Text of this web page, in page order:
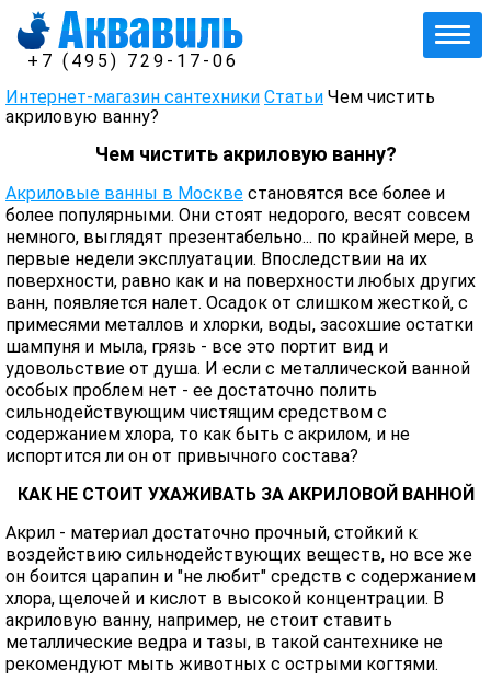
+7 (495) 729-17-06
Интернет-магазин сантехники Статьи Чем чистить
акриловую ванну?
Чем чистить акриловую ванну?
Акриловые ванны в Москве становятся все более и
более популярными. Они стоят недорого, весят совсем
немного, выглядят презентабельно... по крайней мере, в
первые недели эксплуатации. Впоследствии на их
поверхности, равно как и на поверхности любых других
ванн, появляется налет. Осадок от слишком жесткой, с
примесями металлов и хлорки, воды, засохшие остатки
шампуня и мыла, грязь - все это портит вид и
удовольствие от душа. И если с металлической ванной
особых проблем нет - ее достаточно полить
сильнодействующим чистящим средством с
содержанием хлора, то как быть с акрилом, и не
испортится ли он от привычного состава?
КАК НЕ СТОИТ УХАЖИВАТЬ ЗА АКРИЛОВОЙ ВАННОЙ
Акрил - материал достаточно прочный, стойкий к
воздействию сильнодействующих веществ, но все же
он боится царапин и "не любит" средств с содержанием
хлора, щелочей и кислот в высокой концентрации. В
акриловую ванну, например, не стоит ставить
металлические ведра и тазы, в такой сантехнике не
рекомендуют мыть животных с острыми когтями.